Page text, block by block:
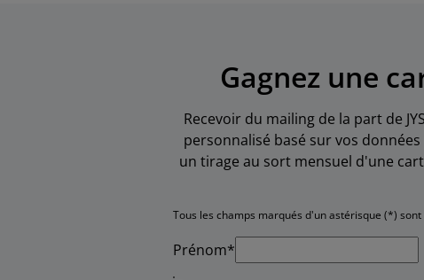
Gagnez une
Recevoir du mailing de la part de
personnalisé basé sur vos
un tirage au sort mensuel d'une
Tous les champs marqués d'un astérisque (*) sont
Prénom*